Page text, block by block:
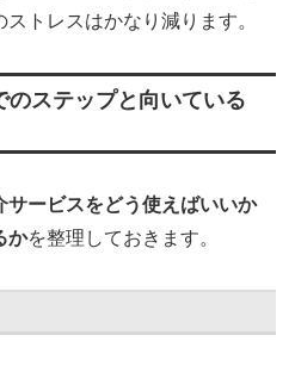
トレスはかなり減ります。
のステップと向いている
サービスをどう使えばいいか
かを整理しておきます。